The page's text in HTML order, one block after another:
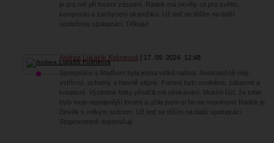
je pro mě při focení zásadní. Radek má skvělý cit pro světlo,
kompozici a zachycení okamžiku. Už teď se těším na další
společnou spolupráci. Děkuju!
Andrea Lukašík Kušnirová 17. 09. 2024 12:48
Spolupráce s Radkem byla jedna velká radost. Neskutečně milý,
vstřícný, ochotný a hlavně vtipný. Focení bylo uvolněné, zábavné a
kreativní. Výsledné fotky předčili má očekávání. Musím říct, že tohle
bylo moje nejvtipnější focení a užila jsem si ho na maximum! Radek je
člověk s velkým srdcem. Už teď se těším na další spolupráci.
Stoprocentně doporučuji.